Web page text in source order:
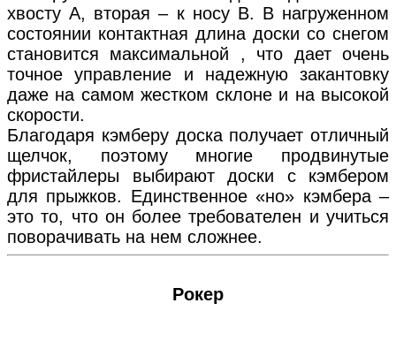
хвосту А, вторая – к носу В. В нагруженном
состоянии контактная длина доски со снегом
становится максимальной , что дает очень
точное управление и надежную закантовку
даже на самом жестком склоне и на высокой
скорости.
Благодаря кэмберу доска получает отличный
щелчок, поэтому многие продвинутые
фристайлеры выбирают доски с кэмбером
для прыжков. Единственное «но» кэмбера –
это то, что он более требователен и учиться
поворачивать на нем сложнее.
Рокер